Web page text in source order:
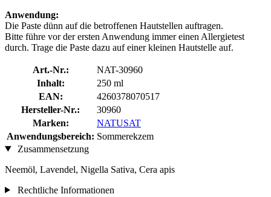
Anwendung:
Die Paste dünn auf die betroffenen Hautstellen auftragen.
Bitte führe vor der ersten Anwendung immer einen Allergietest
durch. Trage die Paste dazu auf einer kleinen Hautstelle auf.
Art.-Nr.:
NAT-30960
Inhalt:
250 ml
EAN:
4260378070517
Hersteller-Nr.:
30960
Marken:
NATUSAT
Anwendungsbereich: Sommerekzem
Zusammensetzung
Neemöl, Lavendel, Nigella Sativa, Cera apis
Rechtliche Informationen